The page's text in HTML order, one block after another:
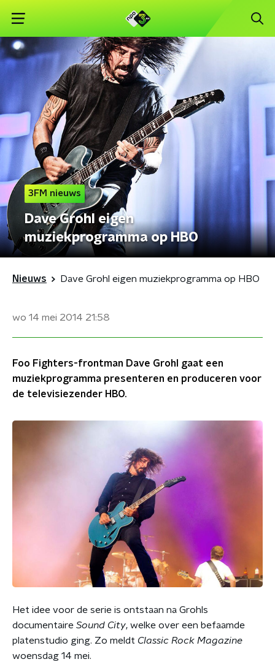
3FM nieuws
Dave Grohl eigen
muziekprogramma op HBO
Nieuws Dave Grohl eigen muziekprogramma op HBO
wo 14 mei 2014 21:58
Foo Fighters-frontman Dave Grohl gaat een
muziekprogramma presenteren en produceren voor
de televisiezender HBO.
Het idee voor de serie is ontstaan na Grohls
documentaire Sound City, welke over een befaamde
platenstudio ging. Zo meldt Classic Rock Magazine
woensdag 14 mei.